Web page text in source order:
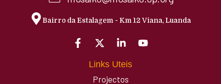
Bairro da Estalagem - Km 12 Viana, Luanda
Links Uteis
Projectos